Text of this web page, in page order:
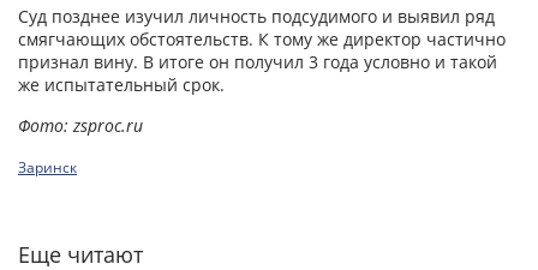
Суд позднее изучил личность подсудимого и выявил ряд
смягчающих обстоятельств. К тому же директор частично
признал вину. В итоге он получил 3 года условно и такой
же испытательный срок.
Фото: zsproc.ru
Заринск
Еще читают